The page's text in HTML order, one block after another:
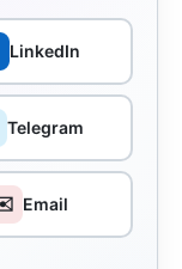
LinkedIn
Telegram
Email